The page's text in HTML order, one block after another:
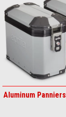
Aluminum Panniers